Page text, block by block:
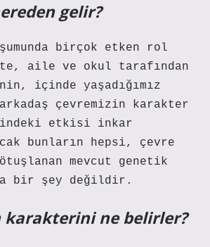
gelir?
birçok etken rol
aile ve okul tarafından
içinde yaşadığımız
çevremizin karakter
etkisi inkar
bunların hepsi, çevre
mevcut genetik
bir şey değildir.
karakterini ne belirler?